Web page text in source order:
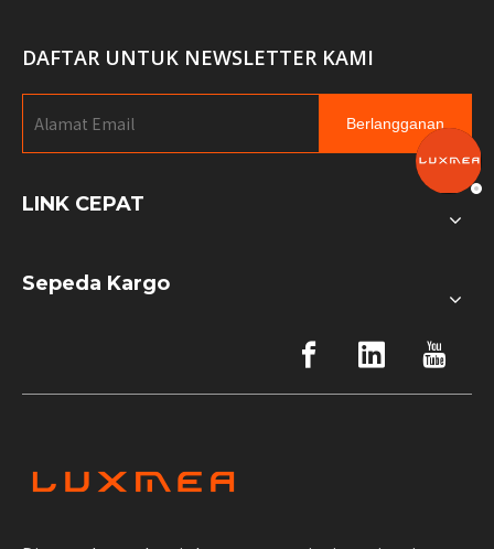
DAFTAR UNTUK NEWSLETTER KAMI
Berlangganan
LINK CEPAT
Sepeda Kargo